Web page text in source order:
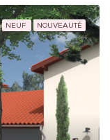
NEUF NOUVEAUTÉ